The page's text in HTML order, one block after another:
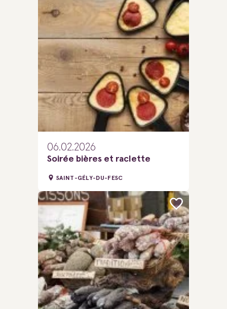
06.02.2026
Soirée bières et raclette
SAINT-GÉLY-DU-FESC